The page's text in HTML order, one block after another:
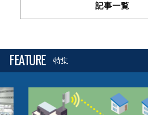
記事一覧
FEATURE 特集